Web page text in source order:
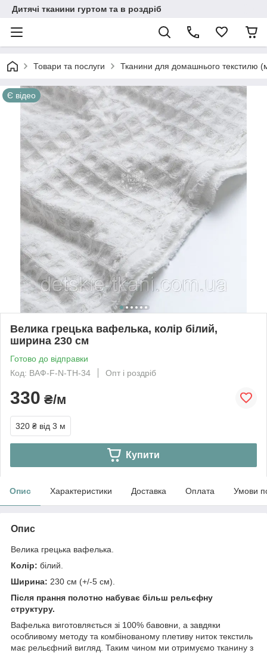
Дитячі тканини гуртом та в роздріб
Товари та послуги Тканини для домашнього текстилю
Є відео
Велика грецька вафелька, колір білий,
ширина 230 см
Готово до відправки
Код: ВАФ-F-N-TH-34
Опт і роздріб
330 ₴/м
320 ₴ від 3 м
Купити
Опис Характеристики Доставка Оплата Умови
Опис
Велика грецька вафелька.
Колір: білий.
Ширина: 230 см (+/-5 см).
Після прання полотно набуває більш рельєфну
структуру.
Вафелька виготовляється зі 100% бавовни, а завдяки
особливому методу та комбінованому плетиву ниток текстиль
має рельєфний вигляд. Таким чином ми отримуємо тканину з